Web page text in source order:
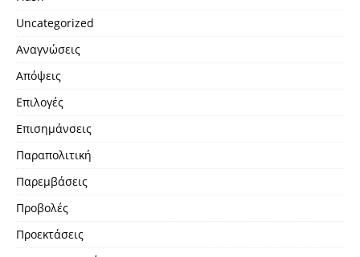
Uncategorized
Αναγνώσεις
Απόψεις
Επιλογές
Επισημάνσεις
Παραπολιτική
Παρεμβάσεις
Προβολές
Προεκτάσεις